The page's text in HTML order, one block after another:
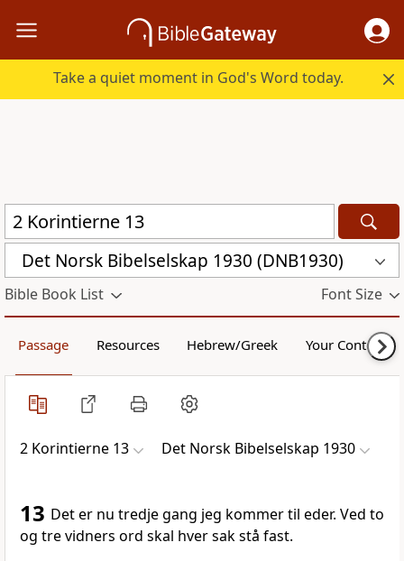
Take a quiet moment in God's Word today.
Det Norsk Bibelselskap 1930 (DNB1930)
Bible Book List Font Size
Passage Resources Hebrew/Greek Your Content
2 Korintierne 13 Det Norsk Bibelselskap 1930
13 Det er nu tredje gang jeg kommer til eder. Ved to
og tre vidners ord skal hver sak stå fast.